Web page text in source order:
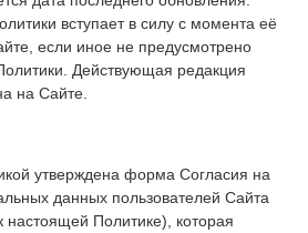
вступает в силу с момента её
если иное не предусмотрено
Действующая редакция
на Сайте.
утверждена форма Согласия на
данных пользователей Сайта
Политике), которая